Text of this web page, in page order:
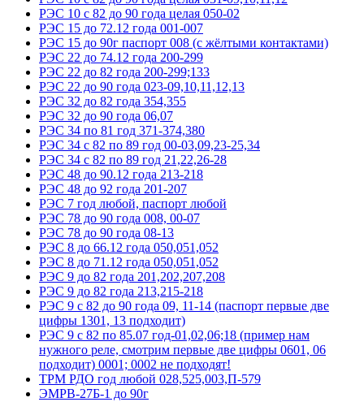
РЭС 10 с 82 до 90 года целая 050-02
РЭС 15 до 72.12 года 001-007
РЭС 15 до 90г паспорт 008 (с жёлтыми контактами)
РЭС 22 до 74.12 года 200-299
РЭС 22 до 82 года 200-299;133
РЭС 22 до 90 года 023-09,10,11,12,13
РЭС 32 до 82 года 354,355
РЭС 32 до 90 года 06,07
РЭС 34 по 81 год 371-374,380
РЭС 34 с 82 по 89 год 00-03,09,23-25,34
РЭС 34 с 82 по 89 год 21,22,26-28
РЭС 48 до 90.12 года 213-218
РЭС 48 до 92 года 201-207
РЭС 7 год любой, паспорт любой
РЭС 78 до 90 года 008, 00-07
РЭС 78 до 90 года 08-13
РЭС 8 до 66.12 года 050,051,052
РЭС 8 до 71.12 года 050,051,052
РЭС 9 до 82 года 201,202,207,208
РЭС 9 до 82 года 213,215-218
РЭС 9 с 82 до 90 года 09, 11-14 (паспорт первые две
цифры 1301, 13 подходит)
РЭС 9 с 82 по 85.07 год-01,02,06;18 (пример нам
нужного реле, смотрим первые две цифры 0601, 06
подходит) 0001; 0002 не подходят!
ТРМ РДО год любой 028,525,003,П-579
ЭМРВ-27Б-1 до 90г